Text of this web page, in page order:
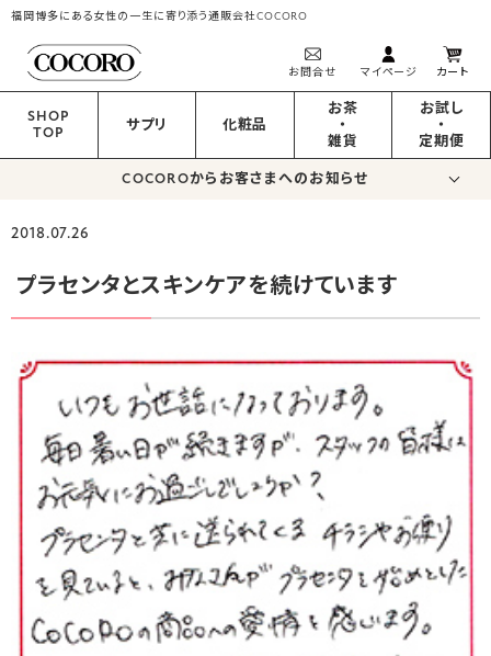
福岡博多にある女性の一生に寄り添う通販会社COCORO
お問合せ マイページ カート
SHOP
TOP
サプリ 化粧品
お茶
・
雑貨
お試し
・
定期便
COCOROからお客さまへのお知らせ
2018.07.26
プラセンタとスキンケアを続けています